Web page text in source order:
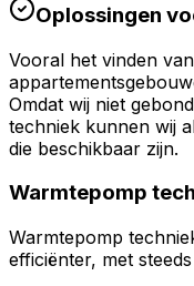
Oplossingen
Vooral het vinden
Omdat wij niet
techniek kunnen wij
die beschikbaar zijn.
Warmtepomp
Warmtepomp
efficiënter, met